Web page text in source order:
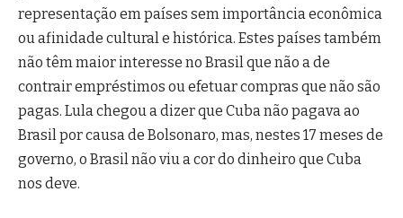
representação em países sem importância econômica
ou afinidade cultural e histórica. Estes países também
não têm maior interesse no Brasil que não a de
contrair empréstimos ou efetuar compras que não são
pagas. Lula chegou a dizer que Cuba não pagava ao
Brasil por causa de Bolsonaro, mas, nestes 17 meses de
governo, o Brasil não viu a cor do dinheiro que Cuba
nos deve.